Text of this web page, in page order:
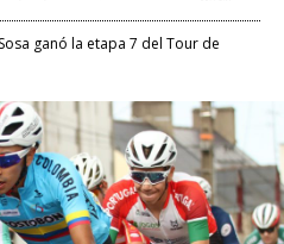
ganó la etapa 7 del Tour de